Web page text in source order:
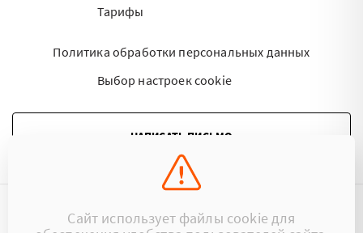
Тарифы
Политика обработки персональных данных
Выбор настроек cookie
НАПИСАТЬ ПИСЬМО
©2015 - 2026 Kartoteka.by Все права защищены.
Сайт использует файлы cookie для